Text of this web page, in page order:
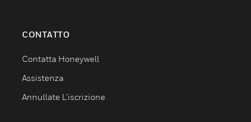
CONTATTO
Contatta Honeywell
Assistenza
Annullate L’iscrizione